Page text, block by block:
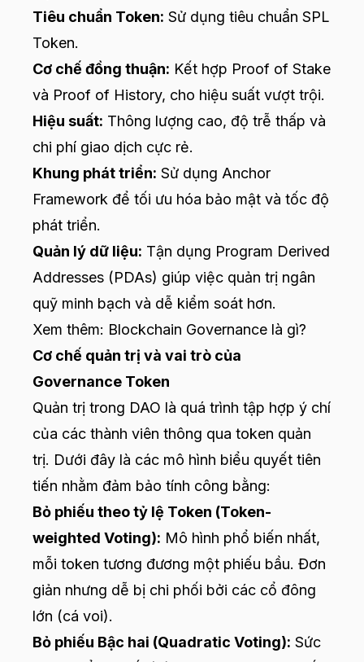
Tiêu chuẩn Token: Sử dụng tiêu chuẩn SPL
Token.
Cơ chế đồng thuận: Kết hợp Proof of Stake
và Proof of History, cho hiệu suất vượt trội.
Hiệu suất: Thông lượng cao, độ trễ thấp và
chi phí giao dịch cực rẻ.
Khung phát triển: Sử dụng Anchor
Framework để tối ưu hóa bảo mật và tốc độ
phát triển.
Quản lý dữ liệu: Tận dụng Program Derived
Addresses (PDAs) giúp việc quản trị ngân
quỹ minh bạch và dễ kiểm soát hơn.
Xem thêm: Blockchain Governance là gì?
Cơ chế quản trị và vai trò của
Governance Token
Quản trị trong DAO là quá trình tập hợp ý chí
của các thành viên thông qua token quản
trị. Dưới đây là các mô hình biểu quyết tiên
tiến nhằm đảm bảo tính công bằng:
Bỏ phiếu theo tỷ lệ Token (Token-
weighted Voting): Mô hình phổ biến nhất,
mỗi token tương đương một phiếu bầu. Đơn
giản nhưng dễ bị chi phối bởi các cổ đông
lớn (cá voi).
Bỏ phiếu Bậc hai (Quadratic Voting): Sức